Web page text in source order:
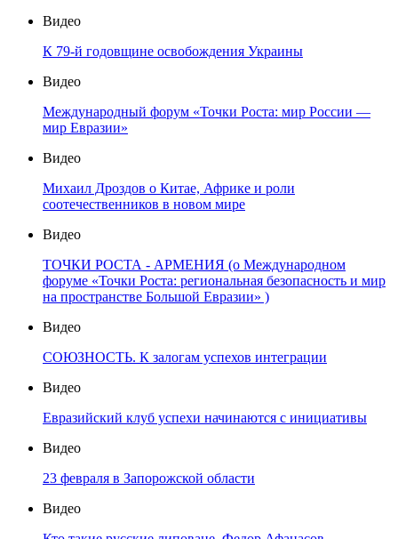
Видео
К 79-й годовщине освобождения Украины
Видео
Международный форум «Точки Роста: мир России —
мир Евразии»
Видео
Михаил Дроздов о Китае, Африке и роли
соотечественников в новом мире
Видео
ТОЧКИ РОСТА - АРМЕНИЯ (о Международном
форуме «Точки Роста: региональная безопасность и мир
на пространстве Большой Евразии» )
Видео
СОЮЗНОСТЬ. К залогам успехов интеграции
Видео
Евразийский клуб успехи начинаются с инициативы
Видео
23 февраля в Запорожской области
Видео